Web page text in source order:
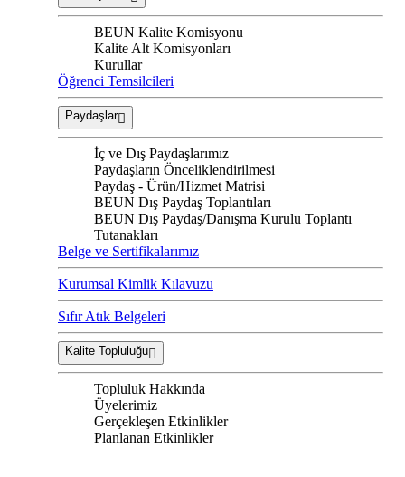
BEUN Kalite Komisyonu
Kalite Alt Komisyonları
Kurullar
Öğrenci Temsilcileri
Paydaşlar
İç ve Dış Paydaşlarımız
Paydaşların Önceliklendirilmesi
Paydaş - Ürün/Hizmet Matrisi
BEUN Dış Paydaş Toplantıları
BEUN Dış Paydaş/Danışma Kurulu Toplantı
Tutanakları
Belge ve Sertifikalarımız
Kurumsal Kimlik Kılavuzu
Sıfır Atık Belgeleri
Kalite Topluluğu
Topluluk Hakkında
Üyelerimiz
Gerçekleşen Etkinlikler
Planlanan Etkinlikler